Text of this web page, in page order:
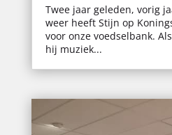
Twee jaar geleden, vorig
weer heeft Stijn op
voor onze voedselbank.
hij muziek...